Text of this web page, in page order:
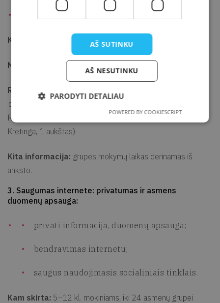
Kam skirta: visiems norintiems, 6–12 asmenų grupei.
Mokymų trukmė:
Registracija:
dovile.rimkuviene@kretvb.lt
Registratūrą arba Medijų centrą (J. K. Chodkevičiaus 1B,
Kretinga, 1 aukštas).
Kita informacija: grupės mokymų laikas derinamas iš
anksto.
3. Saugumas internete: privatumas ir asmens
duomenų apsauga:
privati informacija, duomenų apsauga;
bendravimas internetu;
saugus naudojimasis socialiniais tinklais.
Kam skirta: 5–12 kl. mokiniams, iki 24 asmenų grupei
AŠ SUTINKU
AŠ NESUTINKU
PARODYTI DETALIAU
POWERED BY COOKIESCRIPT